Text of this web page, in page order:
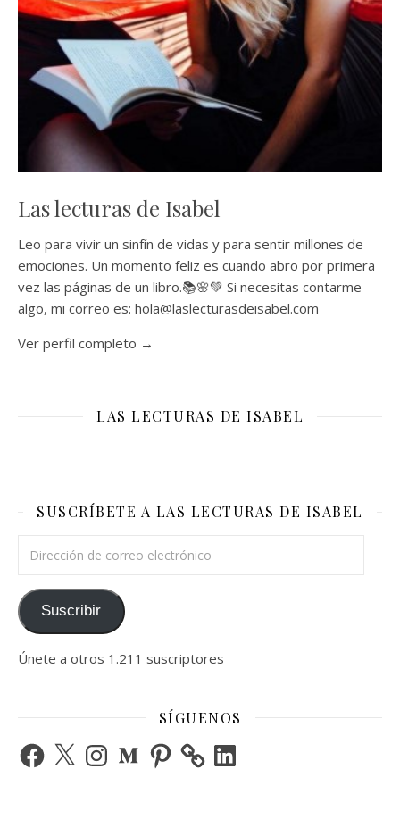
Las lecturas de Isabel
Leo para vivir un sinfín de vidas y para sentir millones de
emociones. Un momento feliz es cuando abro por primera
vez las páginas de un libro.📚🌸💚 Si necesitas contarme
algo, mi correo es: hola@laslecturasdeisabel.com
Ver perfil completo →
LAS LECTURAS DE ISABEL
SUSCRÍBETE A LAS LECTURAS DE ISABEL
Suscribir
Únete a otros 1.211 suscriptores
SÍGUENOS
Facebook
X InstagramMediumPinterest LinkedIn